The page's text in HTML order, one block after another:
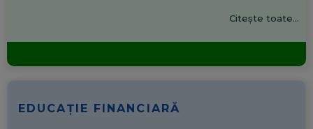
Citește toate...
EDUCAȚIE FINANCIARĂ